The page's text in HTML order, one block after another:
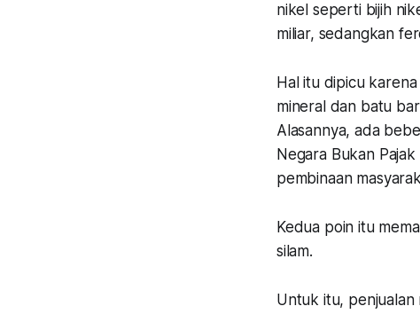
nikel seperti bijih
miliar, sedangkan
Hal itu dipicu
mineral dan batu
Alasannya, ada
Negara Bukan
pembinaan
Kedua poin itu
silam.
Untuk itu,